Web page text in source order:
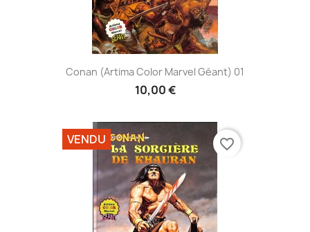
Conan (Artima Color Marvel Géant) 01
10,00 €
VENDU favorite_border